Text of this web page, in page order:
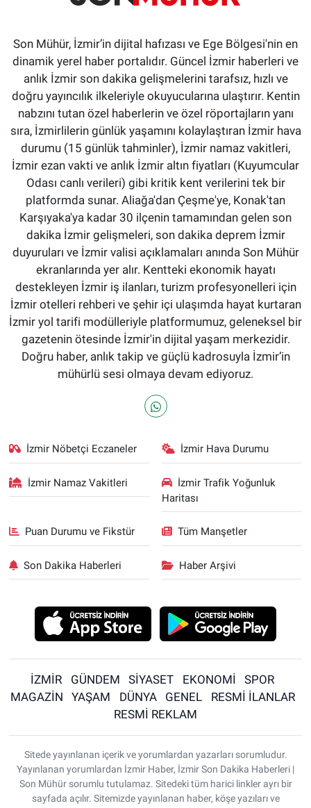
Son Mühür, İzmir’in dijital hafızası ve Ege Bölgesi'nin en
dinamik yerel haber portalıdır. Güncel İzmir haberleri ve
anlık İzmir son dakika gelişmelerini tarafsız, hızlı ve
doğru yayıncılık ilkeleriyle okuyucularına ulaştırır. Kentin
nabzını tutan özel haberlerin ve özel röportajların yanı
sıra, İzmirlilerin günlük yaşamını kolaylaştıran İzmir hava
durumu (15 günlük tahminler), İzmir namaz vakitleri,
İzmir ezan vakti ve anlık İzmir altın fiyatları (Kuyumcular
Odası canlı verileri) gibi kritik kent verilerini tek bir
platformda sunar. Aliağa'dan Çeşme'ye, Konak'tan
Karşıyaka'ya kadar 30 ilçenin tamamından gelen son
dakika İzmir gelişmeleri, son dakika deprem İzmir
duyuruları ve İzmir valisi açıklamaları anında Son Mühür
ekranlarında yer alır. Kentteki ekonomik hayatı
destekleyen İzmir iş ilanları, turizm profesyonelleri için
İzmir otelleri rehberi ve şehir içi ulaşımda hayat kurtaran
İzmir yol tarifi modülleriyle platformumuz, geleneksel bir
gazetenin ötesinde İzmir'in dijital yaşam merkezidir.
Doğru haber, anlık takip ve güçlü kadrosuyla İzmir’in
mühürlü sesi olmaya devam ediyoruz.
İzmir Nöbetçi Eczaneler İzmir Hava Durumu
İzmir Namaz Vakitleri
İzmir Trafik Yoğunluk
Haritası
Puan Durumu ve Fikstür Tüm Manşetler
Son Dakika Haberleri Haber Arşivi
İZMİR GÜNDEM SİYASET EKONOMİ
SPOR
MAGAZİN
YAŞAM DÜNYA GENEL
RESMİ İLANLAR
RESMİ REKLAM
Sitede yayınlanan içerik ve yorumlardan yazarları sorumludur.
Yayınlanan yorumlardan İzmir Haber, İzmir Son Dakika Haberleri |
Son Mühür sorumlu tutulamaz. Sitedeki tüm harici linkler ayrı bir
sayfada açılır. Sitemizde yayınlanan haber, köşe yazıları ve